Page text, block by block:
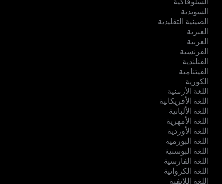
السويدية
الصينية التقليدية
العبرية
العربية
الفرنسية
الفنلندية
الفيتنامية
الكورية
اللغة الأرمنية
اللغة الأفريكانية
اللغة الألبانية
اللغة الأمهرية
اللغة الأوردية
اللغة البورمية
اللغة البوسنية
اللغة الفارسية
اللغة الكرواتية
اللغة اللاتفية